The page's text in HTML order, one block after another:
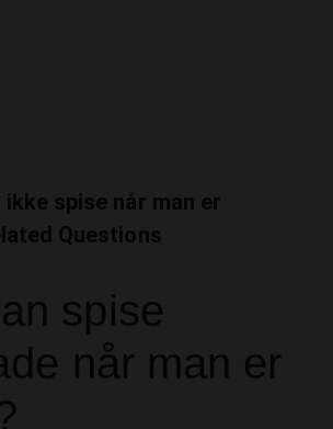
ikke spise når man er
Questions
spise
når man er